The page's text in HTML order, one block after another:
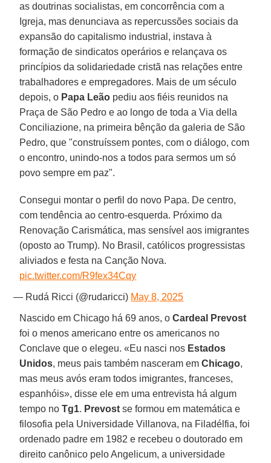
as doutrinas socialistas, em concorrência com a
Igreja, mas denunciava as repercussões sociais da
expansão do capitalismo industrial, instava à
formação de sindicatos operários e relançava os
princípios da solidariedade cristã nas relações entre
trabalhadores e empregadores. Mais de um século
depois, o Papa Leão pediu aos fiéis reunidos na
Praça de São Pedro e ao longo de toda a Via della
Conciliazione, na primeira bênção da galeria de São
Pedro, que "construíssem pontes, com o diálogo, com
o encontro, unindo-nos a todos para sermos um só
povo sempre em paz".
Consegui montar o perfil do novo Papa. De centro,
com tendência ao centro-esquerda. Próximo da
Renovação Carismática, mas sensível aos imigrantes
(oposto ao Trump). No Brasil, católicos progressistas
aliviados e festa na Canção Nova.
pic.twitter.com/R9fex34Cqy
— Rudá Ricci (@rudaricci) May 8, 2025
Nascido em Chicago há 69 anos, oCardeal Prevost
foi o menos americano entre os americanos no
Conclave que o elegeu. «Eu nasci nos Estados
Unidos, meus pais também nasceram emChicago,
mas meus avós eram todos imigrantes, franceses,
espanhóis», disse ele em uma entrevista há algum
tempo noTg1. Prevost se formou em matemática e
filosofia pela Universidade Villanova, na Filadélfia, foi
ordenado padre em 1982 e recebeu o doutorado em
direito canônico pelo Angelicum, a universidade